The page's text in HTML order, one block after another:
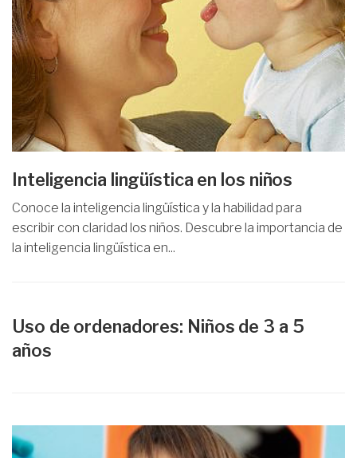
Inteligencia lingüística en los niños
Conoce la inteligencia lingüística y la habilidad para
escribir con claridad los niños. Descubre la importancia de
la inteligencia lingüística en...
Uso de ordenadores: Niños de 3 a 5
años